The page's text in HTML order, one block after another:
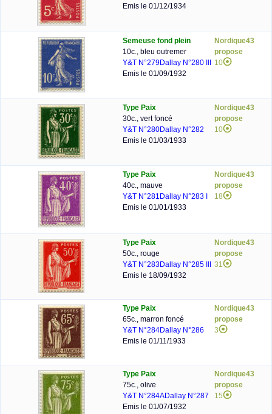
Emis le 01/12/1934
Semeuse fond plein
10c., bleu outremer
Y&T N°279Dallay N°280 III
Emis le 01/09/1932
Nordique43
propose
10
Type Paix
30c., vert foncé
Y&T N°280Dallay N°282
Emis le 01/03/1933
Nordique43
propose
10
Type Paix
40c., mauve
Y&T N°281 Dallay N°283 I
Emis le 01/01/1933
Nordique43
propose
18
Type Paix
50c., rouge
Y&T N°283Dallay N°285 III
Emis le 18/09/1932
Nordique43
propose
31
Type Paix
65c., marron foncé
Y&T N°284Dallay N°286
Emis le 01/11/1933
Nordique43
propose
3
Type Paix
75c., olive
Y&T N°284ADallay N°287
Emis le 01/07/1932
Nordique43
propose
15